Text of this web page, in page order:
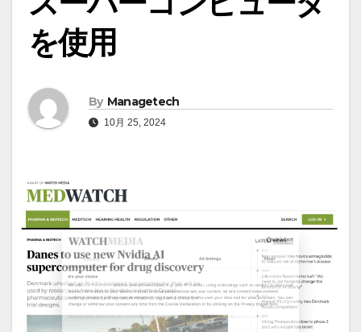
を使用
By Managetech
10月 25, 2024